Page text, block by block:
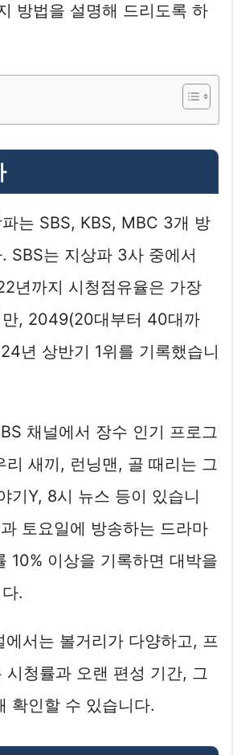
방법을 설명해 드리도록 하
는 SBS, KBS, MBC 3개 방
SBS는 지상파 3사 중에서
년까지 시청점유율은 가장
만, 2049(20대부터 40대까
년 상반기 1위를 기록했습니
채널에서 장수 인기 프로그
리 새끼, 런닝맨, 골 때리는 그
기Y, 8시 뉴스 등이 있습니
토요일에 방송하는 드라마
10% 이상을 기록하면 대박을
.
에서는 볼거리가 다양하고, 프
시청률과 오랜 편성 기간, 그
확인할 수 있습니다.